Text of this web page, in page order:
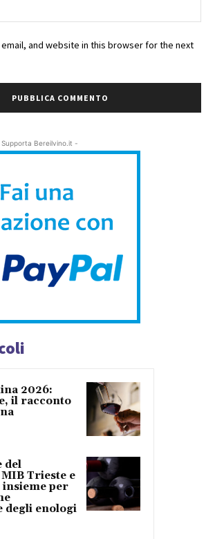
email, and website in this browser for the next
Bereilvino.it -
2026:
il racconto
del
Trieste e
insieme per
degli enologi